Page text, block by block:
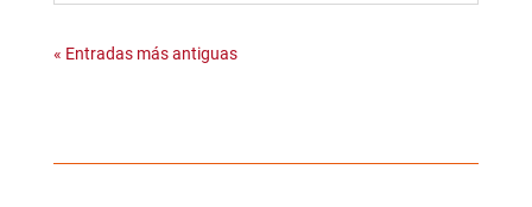
« Entradas más antiguas